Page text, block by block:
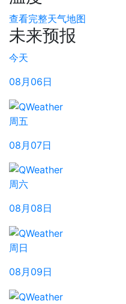
查看完整天气地图
未来预报
今天
08月06日
周五
08月07日
周六
08月08日
周日
08月09日